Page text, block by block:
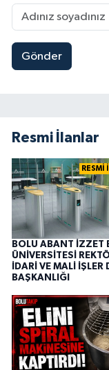
Gönder
Resmi İlanlar
RESMİ
BOLU ABANT İZZET
ÜNİVERSİTESİ
İDARİ VE MALİ İŞLER
BAŞKANLIĞI